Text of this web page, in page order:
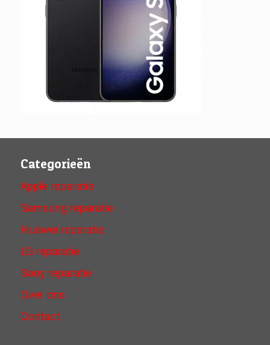
Categorieën
Apple reparatie
Samsung reparatie
Huawei reparatie
LG reparatie
Sony reparatie
Over ons
Contact